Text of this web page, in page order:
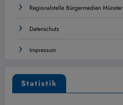
Regionalstelle Bürgermedien Münster
Datenschutz
Impressum
Statistik